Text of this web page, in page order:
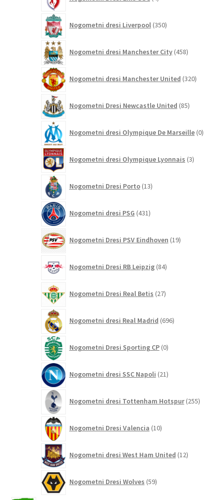
izdelki
Nogometni dresi Liverpool 350izdelkov
Nogometni dresi Manchester City 458izdelkov
Nogometni dresi Manchester United 320izdelkov
Nogometni Dresi Newcastle United 85izdelkov
Nogometni dresi Olympique De Marseille 0
Nogometni dresi Olympique Lyonnais 3izdelki
Nogometni Dresi Porto 13izdelkov
Nogometni dresi PSG 431izdelkov
Nogometni Dresi PSV Eindhoven 19izdelkov
Nogometni Dresi RB Leipzig 84izdelkov
Nogometni Dresi Real Betis 27izdelkov
Nogometni dresi Real Madrid 696izdelkov
Nogometni Dresi Sporting CP 0izdelkov
Nogometni dresi SSC Napoli 21izdelkov
Nogometni dresi Tottenham Hotspur 255
Nogometni Dresi Valencia 10izdelkov
Nogometni dresi West Ham United 12izdelkov
Nogometni Dresi Wolves 59izdelkov